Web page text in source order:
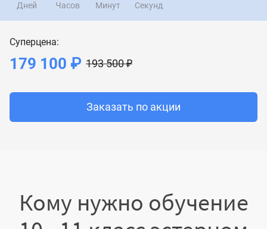
Дней Часов Минут Секунд
Суперцена:
179 100 ₽ 193 500 ₽
Заказать по акции
Кому нужно обучение